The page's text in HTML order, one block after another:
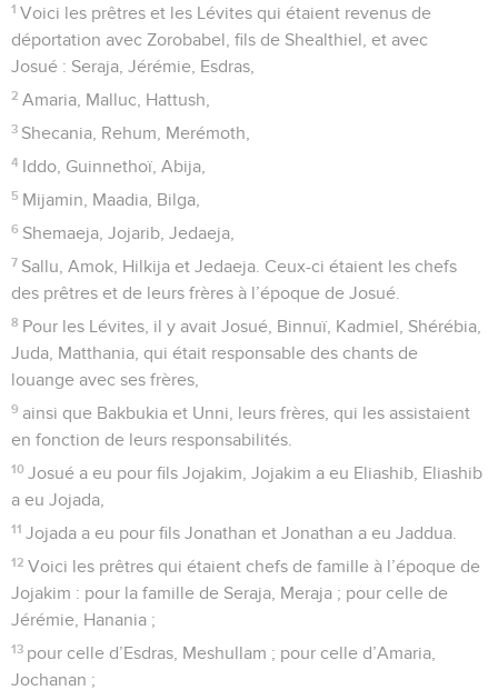
1 Voici les prêtres et les Lévites qui étaient revenus de
déportation avec Zorobabel, fils de Shealthiel, et avec
Josué : Seraja, Jérémie, Esdras,
2 Amaria, Malluc, Hattush,
3 Shecania, Rehum, Merémoth,
4 Iddo, Guinnethoï, Abija,
5 Mijamin, Maadia, Bilga,
6 Shemaeja, Jojarib, Jedaeja,
7 Sallu, Amok, Hilkija et Jedaeja. Ceux-ci étaient les chefs
des prêtres et de leurs frères à l’époque de Josué.
8 Pour les Lévites, il y avait Josué, Binnuï, Kadmiel, Shérébia,
Juda, Matthania, qui était responsable des chants de
louange avec ses frères,
9 ainsi que Bakbukia et Unni, leurs frères, qui les assistaient
en fonction de leurs responsabilités.
10 Josué a eu pour fils Jojakim, Jojakim a eu Eliashib, Eliashib
a eu Jojada,
11 Jojada a eu pour fils Jonathan et Jonathan a eu Jaddua.
12 Voici les prêtres qui étaient chefs de famille à l’époque de
Jojakim : pour la famille de Seraja, Meraja ; pour celle de
Jérémie, Hanania ;
13 pour celle d’Esdras, Meshullam ; pour celle d’Amaria,
Jochanan ;